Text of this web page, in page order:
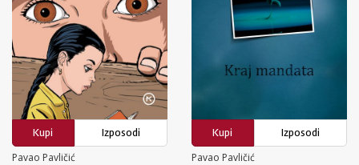
Kupi
Izposodi
Pavao Pavličić
Kupi
Izposodi
Pavao Pavličić